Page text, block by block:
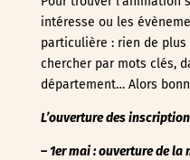
intéresse ou les
particulière : rien de plus
chercher par mots clés,
département… Alors
L’ouverture des
– 1er mai : ouverture de